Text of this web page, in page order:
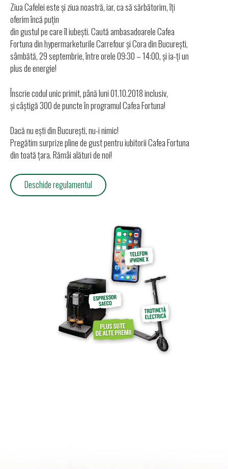
Ziua Cafelei este și ziua noastră, iar, ca să sărbătorim, îți
oferim încă puțin
din gustul pe care îl iubești. Caută ambasadoarele Cafea
Fortunadin hypermarketurile Carrefour și Cora din București,
sâmbătă, 29 septembrie,între orele 09:30 – 14:00, și ia-ți un
plus de energie!
Înscrie codul unic primit, până luni 01.10.2018 inclusiv,
și câștigă 300 de puncte în programul Cafea Fortuna!
Dacă nu ești din București, nu-i nimic!
Pregătim surprize pline de gust pentru iubitorii Cafea Fortuna
din toată țara.Rămâi alături de noi!
Deschide regulamentul